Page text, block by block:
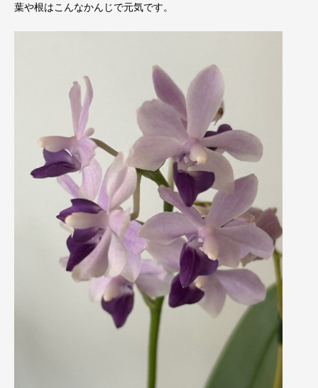
葉や根はこんなかんじで元気です。